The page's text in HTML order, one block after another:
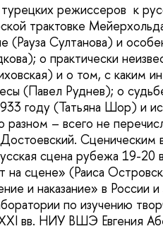
режиссеров к
трактовке
(Рауза Султанова) и
о практически
и о том, с каким
(Павел Руднев); о
году (Татьяна Шор) и
– всего не
Сценическим
сцена рубежа 19-20
сцене» (Раиса
и наказание» в России
по изучению
вв. НИУ ВШЭ Евгения